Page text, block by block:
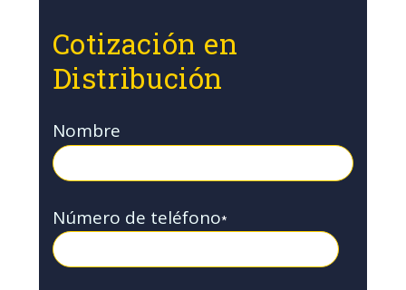
Cotización en
Distribución
Nombre
Número de teléfono*